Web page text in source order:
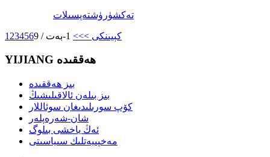
تەكشۈرۈشتەپسىلات
1 23456 كېيىنكى >>> 1-بەت / 9
YIJIANG ھەققىدە
بىز ھەققىدە
بىز بىلەن ئالاقىلىشىڭ
كۆپ سورىلىدىغان سوئاللار
شان-شەرەپلەر
ئەڭ ياخشى بىلوگ
مەخپىيەتلىك سىياسىتى